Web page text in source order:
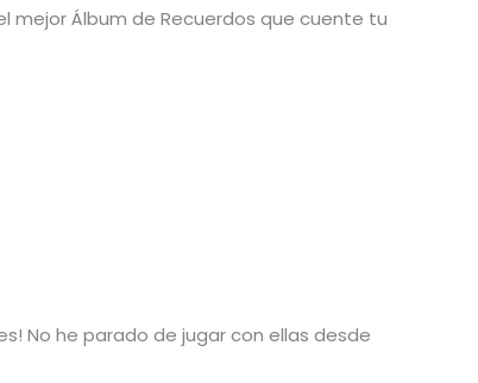
Álbum de Recuerdos que cuente tu
No he parado de jugar con ellas desde